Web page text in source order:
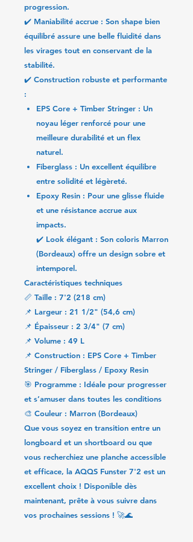
progression.
✔️ Maniabilité accrue : Son shape bien
équilibré assure une belle fluidité dans
les virages tout en conservant de la
stabilité.
✔️ Construction robuste et performante
:
EPS Core + Timber Stringer : Un
noyau léger renforcé pour une
meilleure durabilité et un flex
naturel.
Fiberglass : Un excellent équilibre
entre solidité et légèreté.
Epoxy Resin : Pour une glisse fluide
et une résistance accrue aux
impacts.
✔️ Look élégant : Son coloris Marron
(Bordeaux) offre un design sobre et
intemporel.
Caractéristiques techniques
📏 Taille : 7'2 (218 cm)
📌 Largeur : 21 1/2" (54,6 cm)
📌 Épaisseur : 2 3/4" (7 cm)
📌 Volume : 49 L
📌 Construction : EPS Core + Timber
Stringer / Fiberglass / Epoxy Resin
🎯 Programme : Idéale pour progresser
et s’amuser dans toutes les conditions
🎨 Couleur : Marron (Bordeaux)
Que vous soyez en transition entre un
longboard et un shortboard ou que
vous recherchiez une planche accessible
et efficace, la AQQS Funster 7'2 est un
excellent choix ! Disponible dès
maintenant, prête à vous suivre dans
vos prochaines sessions ! 🚀🌊